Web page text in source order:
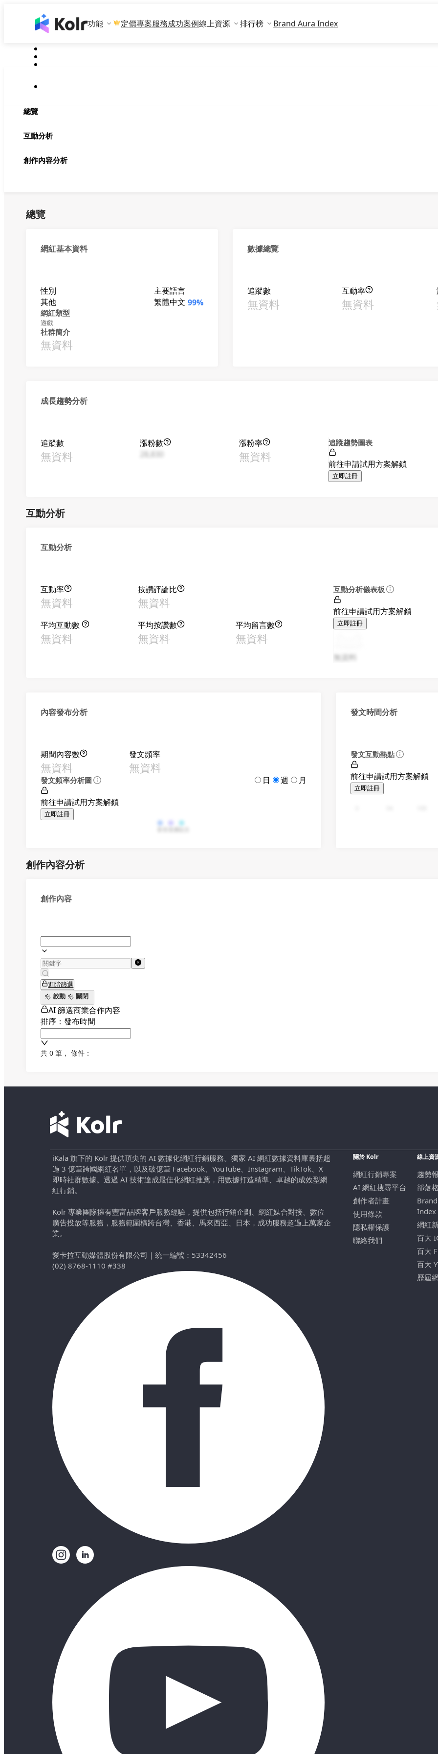
功能 定價專案服務成功案例線上資源 排行榜 Brand Aura Index
總覽
互動分析
創作內容分析
總覽
網紅基本資料
性別
其他
主要語言
繁體中文 99%
網紅類型
遊戲
社群簡介
無資料
數據總覽
追蹤數
無資料
互動率
無資料
成長趨勢分析
追蹤數
無資料
漲粉數
漲粉率
無資料
追蹤趨勢圖表
前往申請試用方案解鎖
立即註冊
互動分析
互動分析
互動率
無資料
按讚評論比
無資料
平均互動數
無資料
平均按讚數
無資料
平均留言數
無資料
互動分析儀表板
前往申請試用方案解鎖
立即註冊
無資料
內容發布分析
期間內容數
無資料
發文頻率
無資料
發文頻率分析圖 日 週 月
前往申請試用方案解鎖
立即註冊
發文時間分析
發文互動熱點
前往申請試用方案解鎖
立即註冊
創作內容分析
創作內容
進階篩選
啟動
關閉
AI 篩選商業合作內容
排序：發布時間
共 0 筆 ， 條件：
iKala 旗下的 Kolr 提供頂尖的 AI 數據化網紅行銷服務。獨家 AI 網紅數據資料庫囊括超
過 3 億筆跨國網紅名單，以及破億筆 Facebook、YouTube、Instagram、TikTok、X
即時社群數據。透過 AI 技術達成最佳化網紅推薦，用數據打造精準、卓越的成效型網
紅行銷。
Kolr 專業團隊擁有豐富品牌客戶服務經驗，提供包括行銷企劃、網紅媒合對接、數位
廣告投放等服務，服務範圍橫跨台灣、香港、馬來西亞、日本，成功服務超過上萬家企
業。
愛卡拉互動媒體股份有限公司 ｜ 統一編號：53342456
(02) 8768-1110 #338
關於 Kolr
網紅行銷專案
AI 網紅搜尋平台
創作者計畫
使用條款
隱私權保護
聯絡我們
線上資
趨勢
部落格
Index
網紅
百大
百大
百大
歷屆